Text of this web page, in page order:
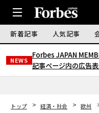
新着記事 人気記事
NEWS
Forbes JAPAN
記事ページ内の広告
トップ 経済・社会 欧州